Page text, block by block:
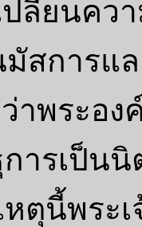
ลี่ยนคว
สการแ
าพระอง
ารเป็นนิ
ตุนี้พระ